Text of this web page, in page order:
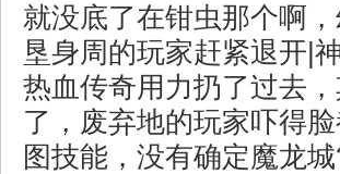
就没底了在钳虫那个啊
垦身周的玩家赶紧退开|
热血传奇用力扔了过去
了，废弃地的玩家吓得
图技能，没有确定魔龙